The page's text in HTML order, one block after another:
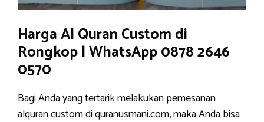
Harga Al Quran Custom di
Rongkop | WhatsApp 0878 2646
0570
Bagi Anda yang tertarik melakukan pemesanan
alquran custom di quranusmani.com, maka Anda bisa